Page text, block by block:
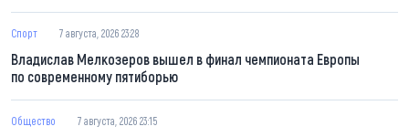
Спорт 7 августа, 2026 23:28
Владислав Мелкозеров вышел в финал чемпионата Европы
по современному пятиборью
Общество 7 августа, 2026 23:15